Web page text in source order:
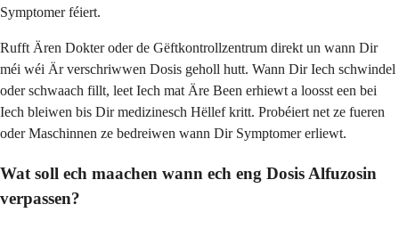
Symptomer féiert.
Rufft Ären Dokter oder de Gëftkontrollzentrum direkt un wann Dir
méi wéi Är verschriwwen Dosis geholl hutt. Wann Dir Iech schwindel
oder schwaach fillt, leet Iech mat Äre Been erhiewt a loosst een bei
Iech bleiwen bis Dir medizinesch Hëllef kritt. Probéiert net ze fueren
oder Maschinnen ze bedreiwen wann Dir Symptomer erliewt.
Wat soll ech maachen wann ech eng Dosis Alfuzosin
verpassen?